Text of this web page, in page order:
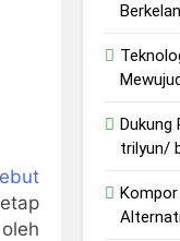
Dukung
trilyun/